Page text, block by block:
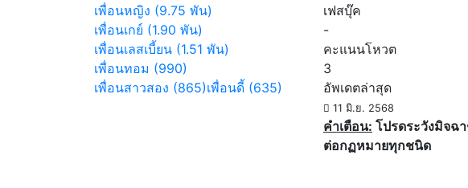
เพื่อนหญิง (9.75 พัน)
เพื่อนเกย์ (1.90 พัน)
เพื่อนเลสเบี้ยน (1.51 พัน)
เพื่อนทอม (990)
เพื่อนสาวสอง (865)เพื่อนดี้ (635)
เฟสบุ๊ค
-
คะแนนโหวต
3
อัพเดตล่าสุด
11 มิ.ย. 2568
คำเตือน: โปรดระวังมิจฉ
ต่อกฏหมายทุกชนิด